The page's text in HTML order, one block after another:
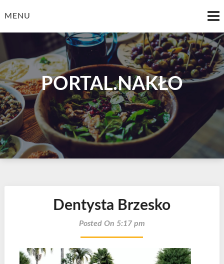
toMENU
PORTAL.NAKŁO
Dentysta Brzesko
Posted On 5:17 pm